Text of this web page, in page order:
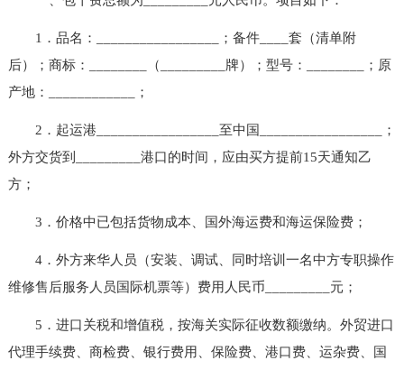
1．品名：_________________；备件____套（清单附
后）；商标：________（_________牌）；型号：________；原
产地：____________；
2．起运港_________________至中国_________________；
外方交货到_________港口的时间，应由买方提前15天通知乙
方；
3．价格中已包括货物成本、国外海运费和海运保险费；
4．外方来华人员（安装、调试、同时培训一名中方专职操作
维修售后服务人员国际机票等）费用人民币_________元；
5．进口关税和增值税，按海关实际征收数额缴纳。外贸进口
代理手续费、商检费、银行费用、保险费、港口费、运杂费、国